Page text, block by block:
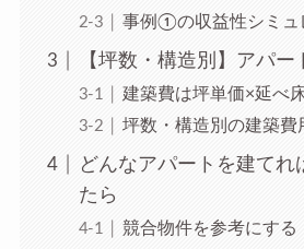
事例①の収益性シミュ
【坪数・構造別】アパ
建築費は坪単価×延べ
坪数・構造別の建築費
どんなアパートを建てれ
たら
競合物件を参考にする